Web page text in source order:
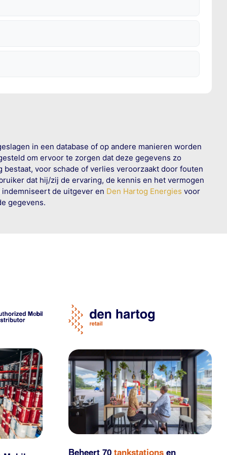
in een database of op andere manieren worden
om ervoor te zorgen dat deze gegevens zo
voor schade of verlies veroorzaakt door fouten
dat hij/zij de ervaring, de kennis en het vermogen
de uitgever en Den Hartog Energies voor
gegevens.
Beheert 70tankstationsen